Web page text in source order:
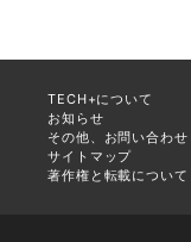
TECH+について
お知らせ
その他、お問い合わせ
サイトマップ
著作権と転載について